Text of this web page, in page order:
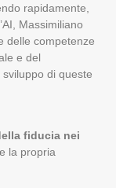
rapidamente,
Massimiliano
delle competenze
e del
di queste
fiducia nei
la propria